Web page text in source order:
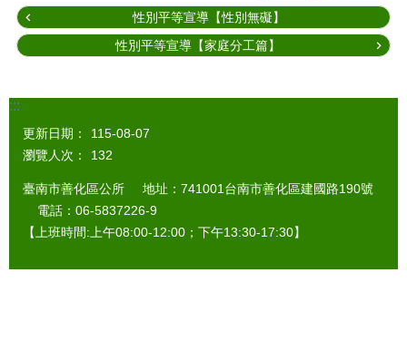
性別平等宣導【性別無礙】
性別平等宣導【家庭分工篇】
:::
更新日期：
115-08-07
瀏覽人次：
132
臺南市善化區公所 地址：741001台南市善化區建國路190號
電話：06-5837226-9
【上班時間:上午08:00-12:00；下午13:30-17:30】